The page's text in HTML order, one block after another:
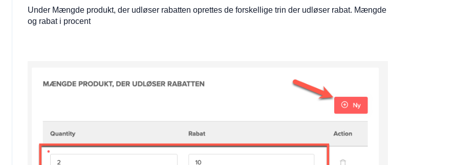
Under Mængde produkt, der udløser rabatten oprettes de forskellige trin der udløser rabat. Mængde
og rabat i procent